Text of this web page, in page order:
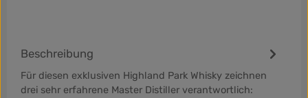
Beschreibung
Für diesen exklusiven Highland Park Whisky zeichnen
drei sehr erfahrene Master Distiller verantwortlich: